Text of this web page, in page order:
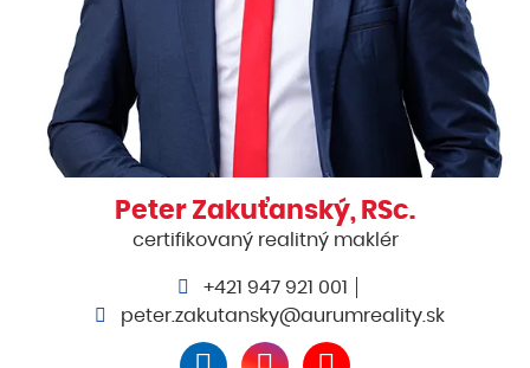
Peter Zakuťanský, RSc.
certifikovaný realitný maklér
+421 947 921 001
peter.zakutansky@aurumreality.sk